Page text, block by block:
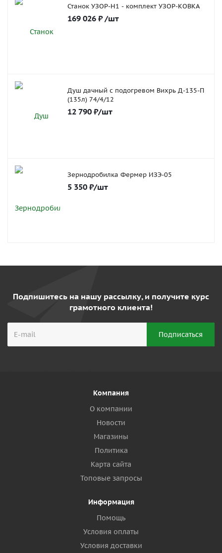
Станок УЗОР-Н1 - комплект УЗОР-КОВКА
169 026 ₽ /шт
Душ дачный с подогревом Вихрь Д-135-П
(135л) 74/4/12
12 790 ₽/шт
Зернодробилка Фермер ИЗЭ-05
5 350 ₽/шт
Подпишитесь на нашу рассылку, и получите курс
грамотного клиента!
Компания
О компании
Новости
Магазины
Политика
Карта сайта
Топовые запросы
Информация
Помощь
Условия оплаты
Условия доставки